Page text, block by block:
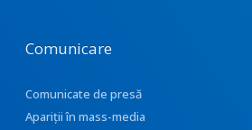
Comunicare
Comunicate de presă
Apariţii în mass-media